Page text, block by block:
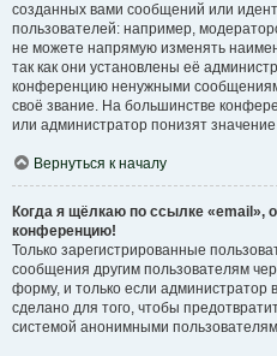
созданных вами сообщений или
пользователей: например,
не можете напрямую изменять
так как они установлены её
конференцию ненужными
своё звание. На большинстве
или администратор понизят
Вернуться к началу
Когда я щёлкаю по ссылке «email»,
конференцию!
Только зарегистрированные
сообщения другим пользователям
форму, и только если администратор
сделано для того, чтобы
системой анонимными